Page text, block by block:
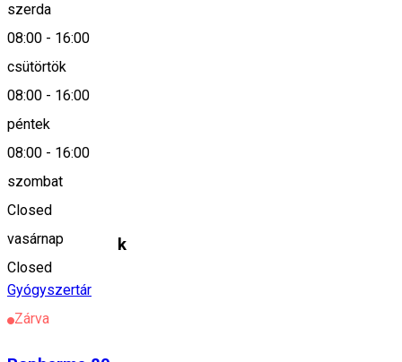
szerda
08:00 - 16:00
csütörtök
08:00 - 16:00
péntek
08:00 - 16:00
szombat
Closed
vasárnap
Closed
Leírás
Diafarm
Hasonló helyek
Gyógyszertár
Zárva